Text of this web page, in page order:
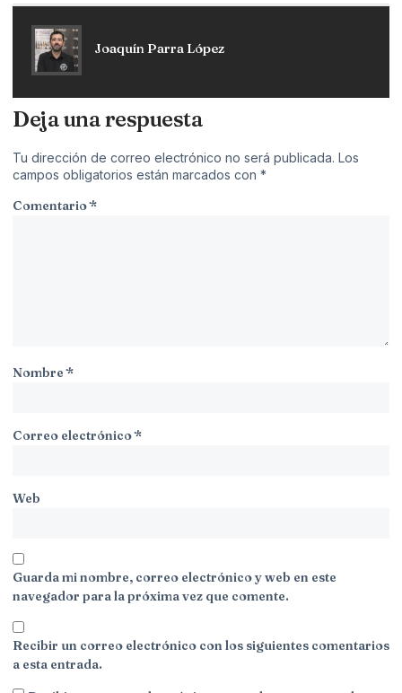
Joaquín Parra López
Deja una respuesta
Tu dirección de correo electrónico no será publicada. Los
campos obligatorios están marcados con *
Comentario*
Nombre*
Correo electrónico*
Web
Guarda mi nombre, correo electrónico y web en este
navegador para la próxima vez que comente.
Recibir un correo electrónico con los siguientes comentarios
a esta entrada.